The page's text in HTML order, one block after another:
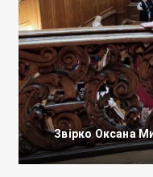
Звірко Оксана